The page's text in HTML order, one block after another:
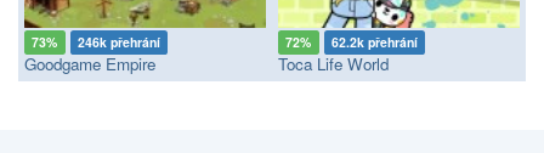
73% 246k přehrání
Goodgame Empire
72% 62.2k přehrání
Toca Life World